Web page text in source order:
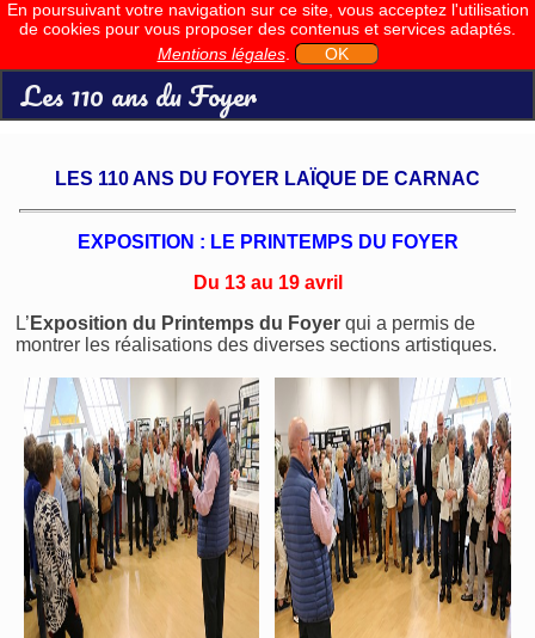
En poursuivant votre navigation sur ce site, vous acceptez l'utilisation
de cookies pour vous proposer des contenus et services adaptés.
Mentions légales. OK
Les 110 ans du Foyer
LES 110 ANS DU FOYER LAÏQUE DE CARNAC
EXPOSITION : LE PRINTEMPS DU FOYER
Du 13 au 19 avril
L’ Exposition du Printemps du Foyer qui a permis de
montrer les réalisations des diverses sections artistiques.